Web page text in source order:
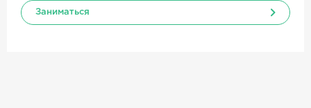
Заниматься